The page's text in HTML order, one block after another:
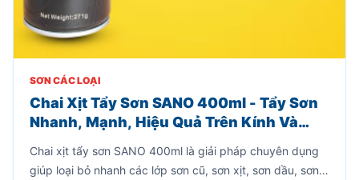
SƠN CÁC LOẠI
Chai Xịt Tẩy Sơn SANO 400ml - Tẩy Sơn
Nhanh, Mạnh, Hiệu Quả Trên Kính Và
Chai xịt tẩy sơn SANO 400ml là giải pháp chuyên dụng
giúp loại bỏ nhanh các lớp sơn cũ, sơn xịt, sơn dầu, sơn